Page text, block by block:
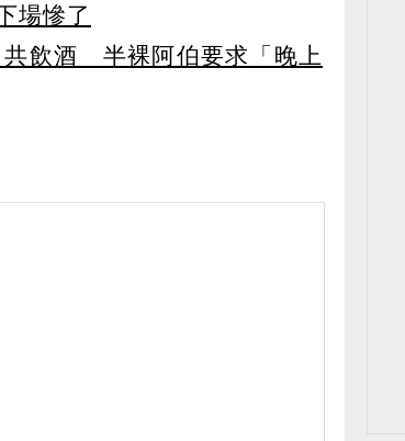
場慘了
共飲酒 半裸阿伯要求「晚上